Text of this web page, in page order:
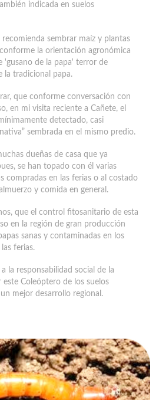
indicada en suelos
recomienda sembrar maíz y plantas
la orientación agronómica
'gusano de la papa' terror de
la tradicional papa.
que conforme conversación con
en mi visita reciente a Cañete, el
detectado, casi
sembrada en el mismo predio.
dueñas de casa que ya
se han topado con él varias
compradas en las ferias o al costado
y comida en general.
que el control fitosanitario de esta
en la región de gran producción
sanas y contaminadas en los
ferias.
la responsabilidad social de la
este Coleóptero de los suelos
mejor desarrollo regional.